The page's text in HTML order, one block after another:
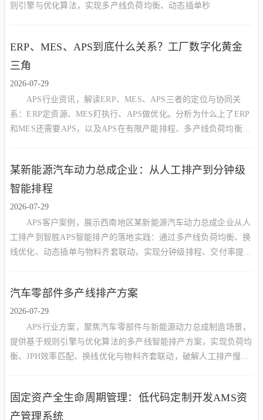
则引擎与优化算法，实现多产线负荷均衡、动态插单秒
ERP、MES、APS到底什么关系？工厂数字化黄金
三角
2026-07-29
APS行业资讯，解读ERP、MES、APS三者的定位与协同关
系：ERP定资源、MES盯执行、APS做优化。分析为什么上了ERP
和MES还需要APS，以及APS在有限产能排程、多产线负荷均衡、
某新能源汽车动力总成企业：从人工排产到分钟级
智能排程
2026-07-29
APS客户案例，展示西南地区某新能源汽车动力总成企业从人
工排产到智胜APS智能排产的落地实践：通过多产线负荷均衡、换
线优化、动态插单与物料齐套联动，实现分钟级排程、交付率提升
汽车零部件多产线排产方案
2026-07-29
APS行业方案，聚焦汽车零部件与新能源动力总成制造场景，
提供基于规则引擎与优化算法的多产线智能排产方案，实现负荷均
衡、JPH效率匹配、换线优化与物料齐套联动，破解人工排产慢、
固定资产全生命周期管理：低代码定制开发AMS资
产管理系统